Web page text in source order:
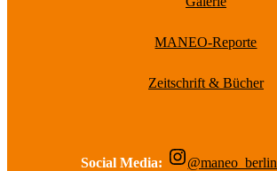
MANEO-Reporte
Zeitschrift & Bücher
Social Media: @maneo_berlin